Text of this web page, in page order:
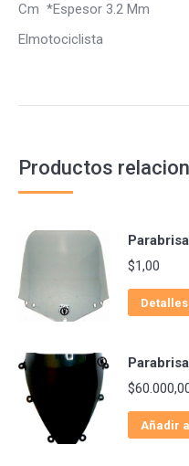
Cm *Espesor 3.2 Mm
Elmotociclista
Productos
$1,00
Detalles
$
Añadir